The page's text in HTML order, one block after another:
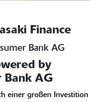
Finance
Bank AG
by
Bank AG
einer großen Investition